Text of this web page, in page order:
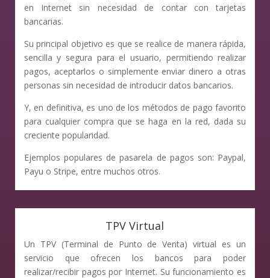
en Internet sin necesidad de contar con tarjetas
bancarias.
Su principal objetivo es que se realice de manera rápida,
sencilla y segura para el usuario, permitiendo realizar
pagos, aceptarlos o simplemente enviar dinero a otras
personas sin necesidad de introducir datos bancarios.
Y, en definitiva, es uno de los métodos de pago favorito
para cualquier compra que se haga en la red, dada su
creciente popularidad.
Ejemplos populares de pasarela de pagos son: Paypal,
Payu o Stripe, entre muchos otros.
TPV Virtual
Un TPV (Terminal de Punto de Venta) virtual es un
servicio que ofrecen los bancos para poder
realizar/recibir pagos por Internet. Su funcionamiento es